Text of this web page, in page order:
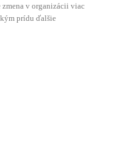
v organizácii viac
prídu ďalšie